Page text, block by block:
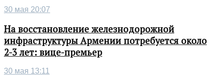
30 мая 20:07
На восстановление железнодорожной
инфраструктуры Армении потребуется около
2-3 лет: вице-премьер
30 мая 13:11